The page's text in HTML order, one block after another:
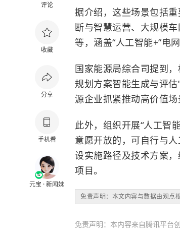
评论
收藏
分享
手机看
元宝 · 新闻妹
据介绍，这些场景包括
断与智慧运营、大规模
等，涵盖“人工智能+”电
国家能源局综合司提到
规划方案智能生成与评
源企业抓紧推动高价值
此外，组织开展“人工智
意愿开放的，可自行与
设实施路径及技术方案
项目。
免责声明：本文内容与数据由观点
免责声明：本内容来自腾讯平台